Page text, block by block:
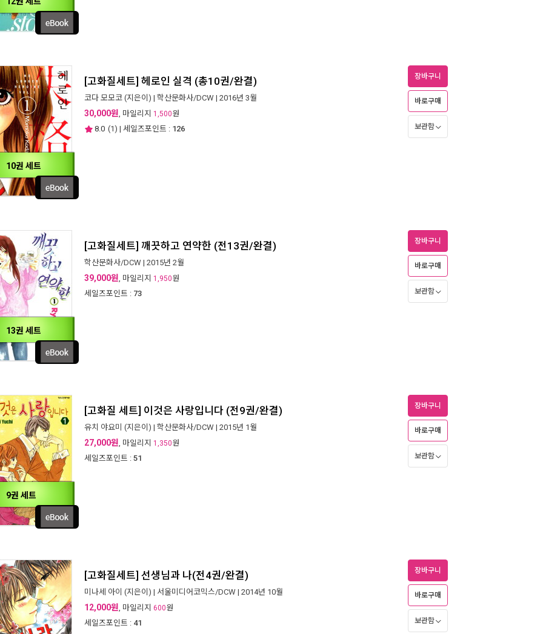
10권 세트
[고화질세트] 헤로인 실격 (총10권/완결)
코다 모모코 (지은이) | 학산문화사/DCW | 2016년 3월
30,000원, 마일리지 1,500원
8.0 (1) | 세일즈포인트 : 126
장바구니
바로구매
보관함
13권 세트
[고화질세트] 깨끗하고 연약한 (전13권/완결)
학산문화사/DCW | 2015년 2월
39,000원, 마일리지 1,950원
세일즈포인트 : 73
장바구니
바로구매
보관함
9권 세트
[고화질 세트] 이것은 사랑입니다 (전9권/완결)
유치 야요미 (지은이) | 학산문화사/DCW | 2015년 1월
27,000원, 마일리지 1,350원
세일즈포인트 : 51
장바구니
바로구매
보관함
[고화질세트] 선생님과 나(전4권/완결)
미나세 아이 (지은이) | 서울미디어코믹스/DCW | 2014년 10월
12,000원, 마일리지 600원
세일즈포인트 : 41
장바구니
바로구매
보관함